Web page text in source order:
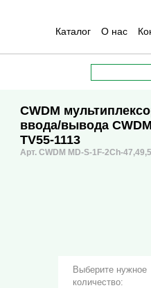
Каталог О нас
CWDM
ввода/вывода
TV55-1113
Арт. CWDM MD-S-1F-2Ch-
Выберите нужное
количество: